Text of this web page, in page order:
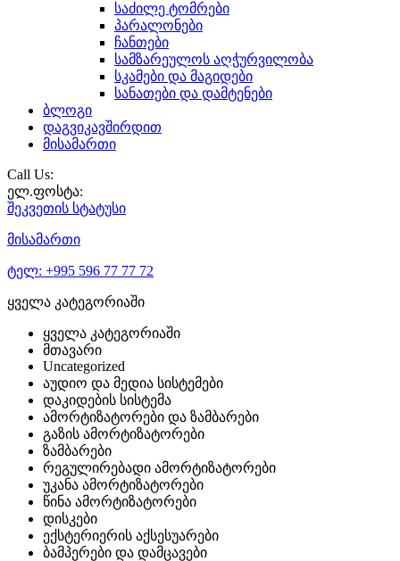
საძილე ტომრები
პარალონები
ჩანთები
სამზარეულოს აღჭურვილობა
სკამები და მაგიდები
სანათები და დამტენები
ბლოგი
დაგვიკავშირდით
მისამართი
Call Us:
ელ.ფოსტა:
შეკვეთის სტატუსი
მისამართი
ტელ: +995 596 77 77 72
ყველა კატეგორიაში
ყველა კატეგორიაში
მთავარი
Uncategorized
აუდიო და მედია სისტემები
დაკიდების სისტემა
ამორტიზატორები და ზამბარები
გაზის ამორტიზატორები
ზამბარები
რეგულირებადი ამორტიზატორები
უკანა ამორტიზატორები
წინა ამორტიზატორები
დისკები
ექსტერიერის აქსესუარები
ბამპერები და დამცავები